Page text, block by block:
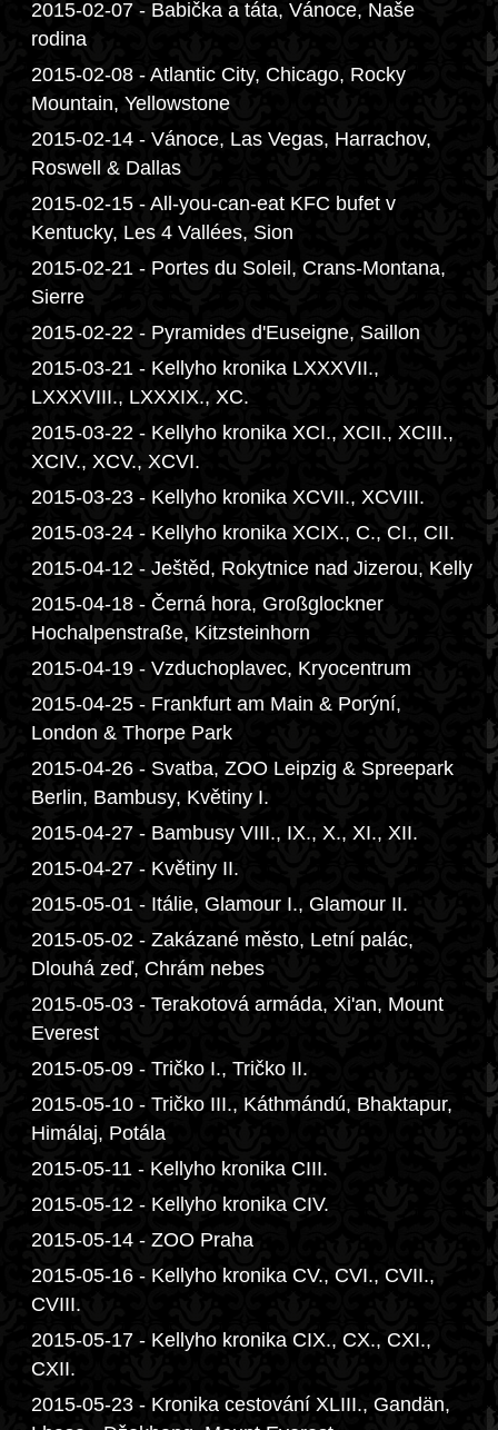
2015-02-07 - Babička a táta, Vánoce, Naše
rodina
2015-02-08 - Atlantic City, Chicago, Rocky
Mountain, Yellowstone
2015-02-14 - Vánoce, Las Vegas, Harrachov,
Roswell & Dallas
2015-02-15 - All-you-can-eat KFC bufet v
Kentucky, Les 4 Vallées, Sion
2015-02-21 - Portes du Soleil, Crans-Montana,
Sierre
2015-02-22 - Pyramides d'Euseigne, Saillon
2015-03-21 - Kellyho kronika LXXXVII.,
LXXXVIII., LXXXIX., XC.
2015-03-22 - Kellyho kronika XCI., XCII., XCIII.,
XCIV., XCV., XCVI.
2015-03-23 - Kellyho kronika XCVII., XCVIII.
2015-03-24 - Kellyho kronika XCIX., C., CI., CII.
2015-04-12 - Ještěd, Rokytnice nad Jizerou, Kelly
2015-04-18 - Černá hora, Großglockner
Hochalpenstraße, Kitzsteinhorn
2015-04-19 - Vzduchoplavec, Kryocentrum
2015-04-25 - Frankfurt am Main & Porýní,
London & Thorpe Park
2015-04-26 - Svatba, ZOO Leipzig & Spreepark
Berlin, Bambusy, Květiny I.
2015-04-27 - Bambusy VIII., IX., X., XI., XII.
2015-04-27 - Květiny II.
2015-05-01 - Itálie, Glamour I., Glamour II.
2015-05-02 - Zakázané město, Letní palác,
Dlouhá zeď, Chrám nebes
2015-05-03 - Terakotová armáda, Xi'an, Mount
Everest
2015-05-09 - Tričko I., Tričko II.
2015-05-10 - Tričko III., Káthmándú, Bhaktapur,
Himálaj, Potála
2015-05-11 - Kellyho kronika CIII.
2015-05-12 - Kellyho kronika CIV.
2015-05-14 - ZOO Praha
2015-05-16 - Kellyho kronika CV., CVI., CVII.,
CVIII.
2015-05-17 - Kellyho kronika CIX., CX., CXI.,
CXII.
2015-05-23 - Kronika cestování XLIII., Gandän,